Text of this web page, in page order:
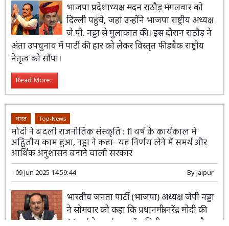
भाजपा प्रदेशाध्यक्ष मदन राठौड़ मंगलवार को
दिल्ली पहुंचे, जहां उन्होंने भाजपा राष्ट्रीय अध्यक्ष
जे.पी. नड्डा से मुलाकात की। इस दौरान राठौड़ ने
अंता उपचुनाव में पार्टी की हार को लेकर विस्तृत फीडबैक राष्ट्रीय
नेतृत्व को सौंपा।
Read More...
भारत Top-News
मोदी ने बदली राजनीतिक संस्कृति : 11 वर्ष के कार्यकाल में
अद्वितीय काम हुआ, नड्डा ने कहा- यह निर्णय लेने में समर्थ और
आर्थिक अनुशासन बनाने वाली सरकार
09 Jun 2025 14:59:44 ByJaipur
भारतीय जनता पार्टी (भाजपा) अध्यक्ष जेपी नड्डा
ने सोमवार को कहा कि प्रधानमंत्री नरेंद्र मोदी की
11 वर्ष के कार्यकाल में अद्वितीय काम हुआ है